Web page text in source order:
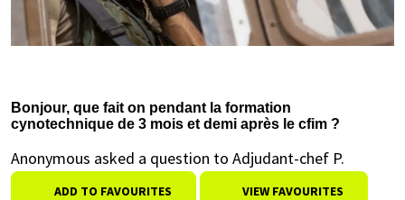
Bonjour, que fait on pendant la formation
cynotechnique de 3 mois et demi après le cfim ?
Anonymous asked a question to Adjudant-chef P.
ADD TO FAVOURITES VIEW FAVOURITES